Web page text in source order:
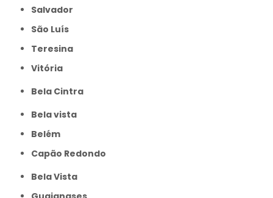
Salvador
São Luís
Teresina
Vitória
Bela Cintra
Bela vista
Belém
Capão Redondo
Bela Vista